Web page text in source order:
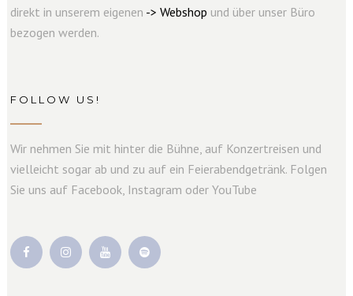
direkt in unserem eigenen ->Webshop und über unser Büro
bezogen werden.
FOLLOW US!
Wir nehmen Sie mit hinter die Bühne, auf Konzertreisen und
vielleicht sogar ab und zu auf ein Feierabendgetränk. Folgen
Sie uns auf Facebook, Instagram oder YouTube